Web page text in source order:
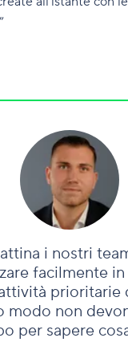
i nostri
facilmente
attività prioritarie
modo non
per sapere